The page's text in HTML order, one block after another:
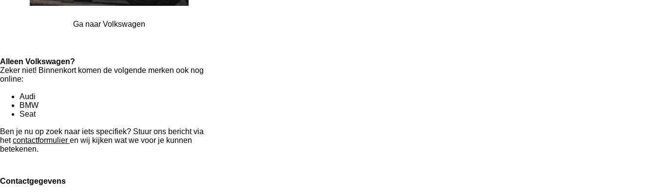
Ga naar Volkswagen
Alleen Volkswagen?
Zeker niet! Binnenkort komen de volgende merken ook nog
online:
Audi
BMW
Seat
Ben je nu op zoek naar iets specifiek? Stuur ons bericht via
het contactformulier en wij kijken wat we voor je kunnen
betekenen.
Contactgegevens